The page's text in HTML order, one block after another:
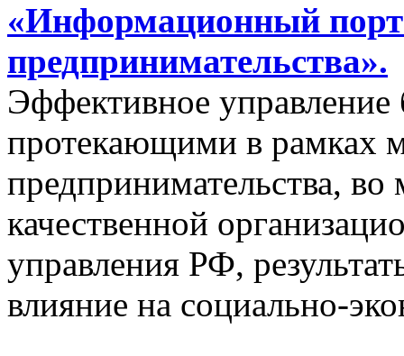
«Информационный
предпринимательства».
Эффективное управление
протекающими в рамках
предпринимательства,
качественной
управления РФ,
влияние на социально-